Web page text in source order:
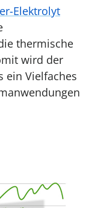
Elektrolyt
thermische
wird der
ein Vielfaches